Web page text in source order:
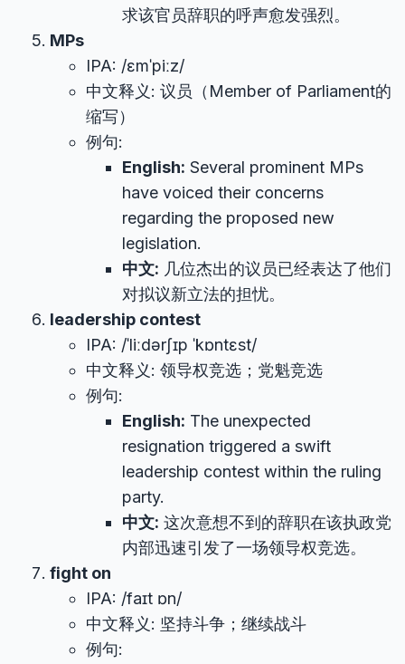
求该官员辞职的呼声愈发强烈。
MPs
IPA: /ɛmˈpiːz/
中文释义: 议员（Member of Parliament的
缩写）
例句:
English: Several prominent MPs
have voiced their concerns
regarding the proposed new
legislation.
中文: 几位杰出的议员已经表达了他们
对拟议新立法的担忧。
leadership contest
IPA: /ˈliːdərʃɪp ˈkɒntɛst/
中文释义: 领导权竞选；党魁竞选
例句:
English: The unexpected
resignation triggered a swift
leadership contest within the ruling
party.
中文: 这次意想不到的辞职在该执政党
内部迅速引发了一场领导权竞选。
fight on
IPA: /faɪt ɒn/
中文释义: 坚持斗争；继续战斗
例句: